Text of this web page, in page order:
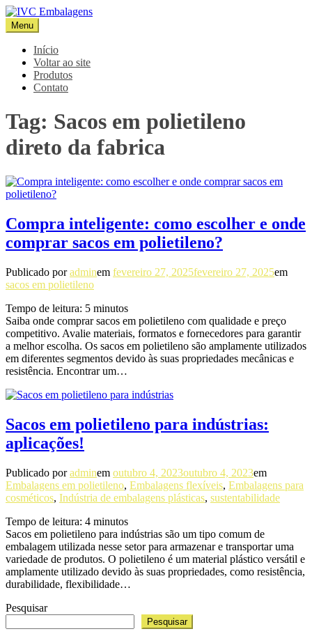
Pular
para
o
conteúdo
IVC Embalagens
Blog IVC
Menu
Início
Voltar ao site
Produtos
Contato
Tag: Sacos em polietileno
direto da fabrica
Compra inteligente: como escolher e onde
comprar sacos em polietileno?
Publicado poradminem fevereiro 27, 2025fevereiro 27, 2025em
sacos em polietileno
Tempo de leitura: 5 minutos
Saiba onde comprar sacos em polietileno com qualidade e preço
competitivo. Avalie materiais, formatos e fornecedores para garantir
a melhor escolha. Os sacos em polietileno são amplamente utilizados
em diferentes segmentos devido às suas propriedades mecânicas e
resistência. Encontrar um…
Sacos em polietileno para indústrias:
aplicações!
Publicado poradminem outubro 4, 2023outubro 4, 2023em
Embalagens em polietileno, Embalagens flexíveis, Embalagens para
cosméticos, Indústria de embalagens plásticas, sustentabilidade
Tempo de leitura: 4 minutos
Sacos em polietileno para indústrias são um tipo comum de
embalagem utilizada nesse setor para armazenar e transportar uma
variedade de produtos. O polietileno é um material plástico versátil e
amplamente utilizado devido às suas propriedades, como resistência,
durabilidade, flexibilidade…
Pesquisar
Pesquisar